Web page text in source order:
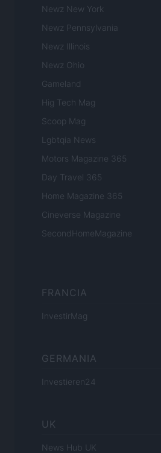
Newz New York
Newz Pennsylvania
Newz Illinois
Newz Ohio
Gameland
Hig Tech Mag
Scoop Mag
Lgbtqia News
Motors Magazine 365
Day Travel 365
Home Magazine 365
Cineverse Magazine
SecondHomeMagazine
FRANCIA
InvestirMag
GERMANIA
Investieren24
UK
News Hub UK